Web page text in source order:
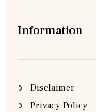
Information
Disclaimer
Privacy Policy